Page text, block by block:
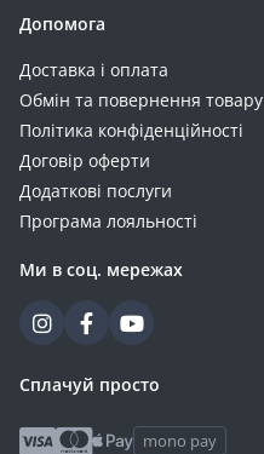
Допомога
Доставка і оплата
Обмін та повернення товару
Політика конфіденційності
Договір оферти
Додаткові послуги
Програма лояльності
Ми в соц. мережах
Сплачуй просто
mono pay